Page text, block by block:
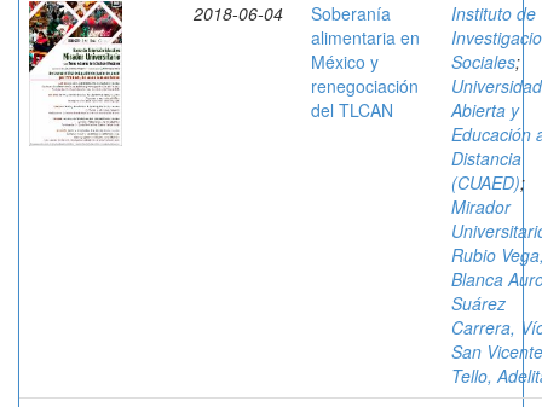
2018-06-04
Soberanía
alimentaria en
México y
renegociación
del TLCAN
Instituto de
Sociales;
Universidad
Abierta y
Educación
Distancia
(CUAED);
Mirador
Rubio
Blanca
Suárez
Carrera,
San Vicente
Tello,